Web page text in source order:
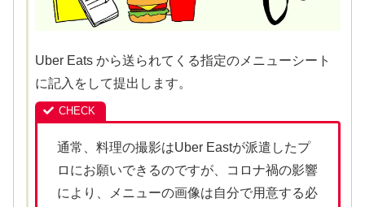
Uber Eats から送られてくる指定のメニューシート
に記入をして提出します。
通常、料理の撮影はUber Eastが派遣したプ
ロにお願いできるのですが、コロナ禍の影響
により、メニューの画像は自分で用意する必